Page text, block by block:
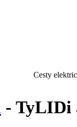
Cesty
- TyLIDi